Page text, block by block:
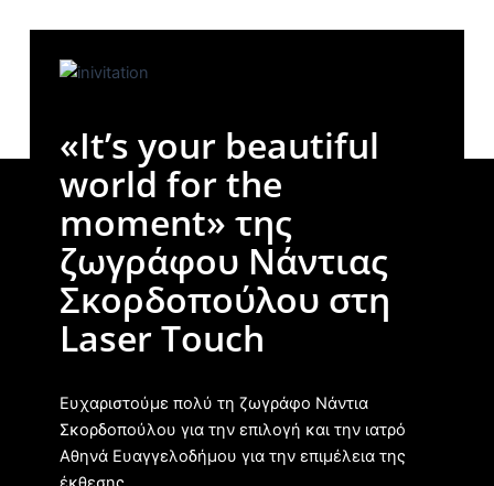
«It’s your beautiful
world for the
moment» της
ζωγράφου Νάντιας
Σκορδοπούλου στη
Laser Touch
Ευχαριστούμε πολύ τη ζωγράφο Νάντια
Σκορδοπούλου για την επιλογή και την ιατρό
Αθηνά Ευαγγελοδήμου για την επιμέλεια της